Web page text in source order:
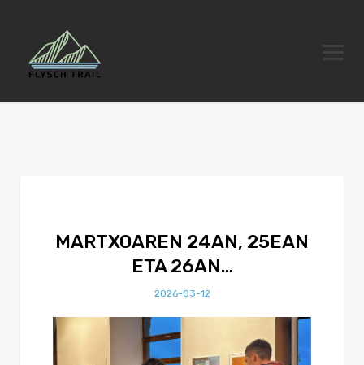
MARTXOAREN 24AN, 25EAN
ETA 26AN…
2026-03-12